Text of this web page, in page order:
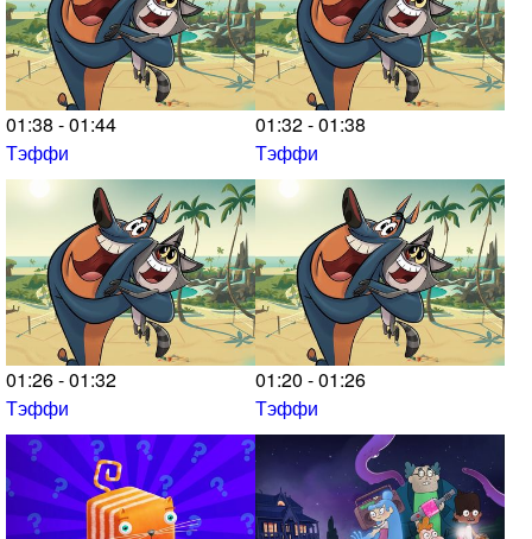
01:38 - 01:44
Тэффи
01:32 - 01:38
Тэффи
01:26 - 01:32
Тэффи
01:20 - 01:26
Тэффи